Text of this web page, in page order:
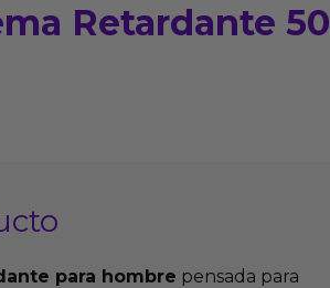
Retardante 50
para hombre pensada para